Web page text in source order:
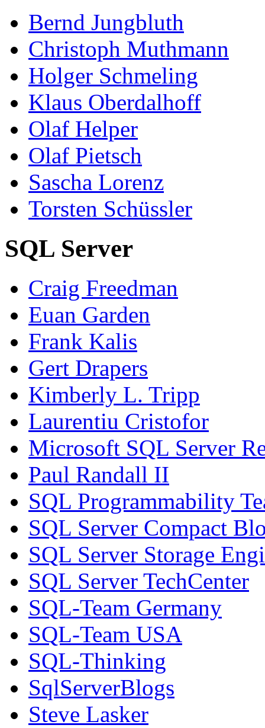
Bernd Jungbluth
Christoph Muthmann
Holger Schmeling
Klaus Oberdalhoff
Olaf Helper
Olaf Pietsch
Sascha Lorenz
Torsten Schüssler
SQL Server
Craig Freedman
Euan Garden
Frank Kalis
Gert Drapers
Kimberly L. Tripp
Laurentiu Cristofor
Microsoft SQL Server
Paul Randall II
SQL Programmability
SQL Server Compact
SQL Server Storage
SQL Server TechCenter
SQL-Team Germany
SQL-Team USA
SQL-Thinking
SqlServerBlogs
Steve Lasker